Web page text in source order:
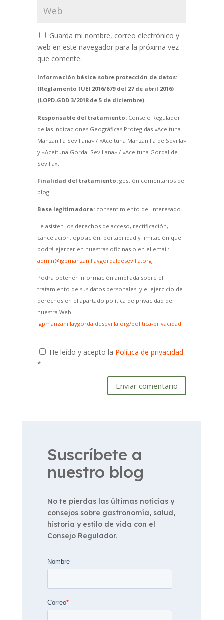
Guarda mi nombre, correo electrónico y
web en este navegador para la próxima vez
que comente.
Información básica sobre protección de datos:
(Reglamento (UE) 2016/679 del 27 de abril 2016)
(LOPD-GDD 3/2018 de 5 de diciembre).
Responsable del tratamiento:Consejo Regulador
de las Indicaciones Geográficas Protegidas «Aceituna
Manzanilla Sevillana» / «Aceituna Manzanilla de Sevilla»
y «Aceituna Gordal Sevillana» / «Aceituna Gordal de
Sevilla».
Finalidad del tratamiento:gestión comentarios del
blog.
Base legitimadora:consentimiento del interesado.
Le asisten los derechos de acceso, rectificación,
cancelación, oposición, portabilidad y limitación que
podrá ejercer en nuestras oficinas o en el email:
admin@igpmanzanillaygordaldesevilla.org
Podrá obtener información ampliada sobre el
tratamiento de sus datos personales y el ejercicio de
derechos en el apartado política de privacidad de
nuestra Web
igpmanzanillaygordaldesevilla.org/politica-privacidad
He leído y acepto la Política de privacidad
*
Enviar comentario
Suscríbete a
nuestro blog
No te pierdas las últimas noticias y
consejos sobre gastronomía, salud,
historia y estilo de vida con el
Consejo Regulador.